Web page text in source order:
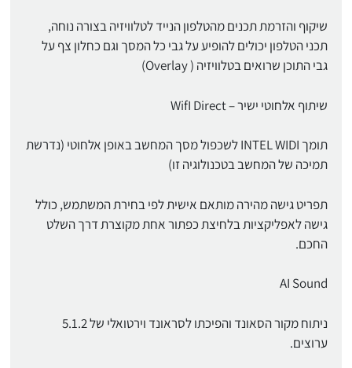
שיקוף והזרמת תכנים מהטלפון הנייד לטלוויזיה בצורה נוחה,
תכני הטלפון יכולים להופיע על גבי כל המסך וגם כחלון צף על
גבי התוכן שרואים בטלוויזיה ( Overlay)
שיתוף אלחוטי ישיר – WifI Direct
תומך INTEL WIDI לשכפול מסך המחשב באופן אלחוטי (נדרשת
תמיכה של המחשב בטכנולוגיה זו)
תפריט גישה מהירה מותאם אישית לפי בחירת המשתמש, כולל
גישה לאפליקציות בלחיצת כפתור אחת מקוצרת דרך השלט
החכם.
AI Sound
ניתוח מקור הסאונד והפיכתו לסראונד וירטואלי של 5.1.2
ערוצים.